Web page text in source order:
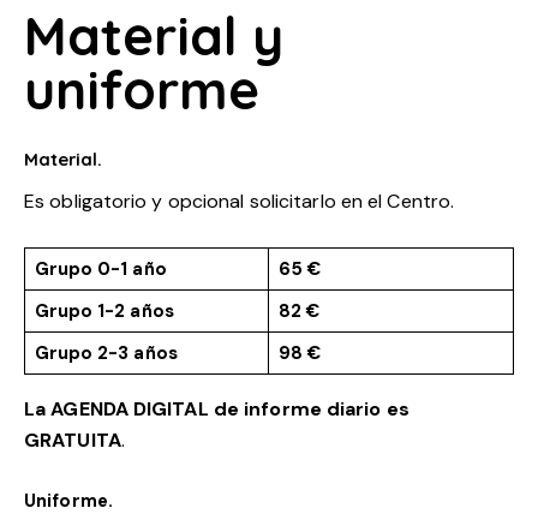
Material y
uniforme
Material.
Es obligatorio y opcional solicitarlo en el Centro.
Grupo 0-1 año
65 €
Grupo 1-2 años
82 €
Grupo 2-3 años
98 €
La AGENDA DIGITAL de informe diario es
GRATUITA.
Uniforme.